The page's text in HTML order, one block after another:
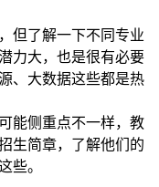
但了解一下不同专业
力大，也是很有必要
、大数据这些都是热
能侧重点不一样，教
生简章，了解他们的
些。